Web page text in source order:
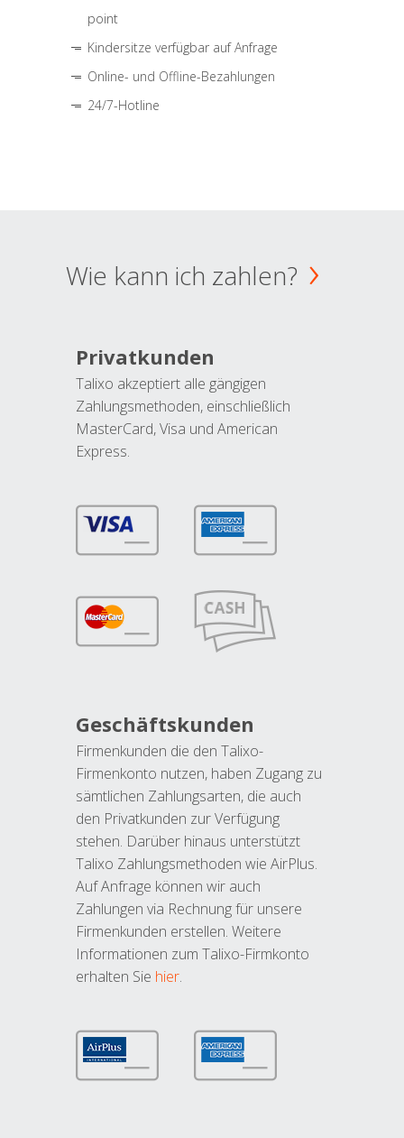
point
Kindersitze verfügbar auf Anfrage
Online- und Offline-Bezahlungen
24/7-Hotline
Wie kann ich zahlen?
Privatkunden
Talixo akzeptiert alle gängigen
Zahlungsmethoden, einschließlich
MasterCard, Visa und American
Express.
Geschäftskunden
Firmenkunden die den Talixo-
Firmenkonto nutzen, haben Zugang zu
sämtlichen Zahlungsarten, die auch
den Privatkunden zur Verfügung
stehen. Darüber hinaus unterstützt
Talixo Zahlungsmethoden wie AirPlus.
Auf Anfrage können wir auch
Zahlungen via Rechnung für unsere
Firmenkunden erstellen. Weitere
Informationen zum Talixo-Firmkonto
erhalten Sie hier.